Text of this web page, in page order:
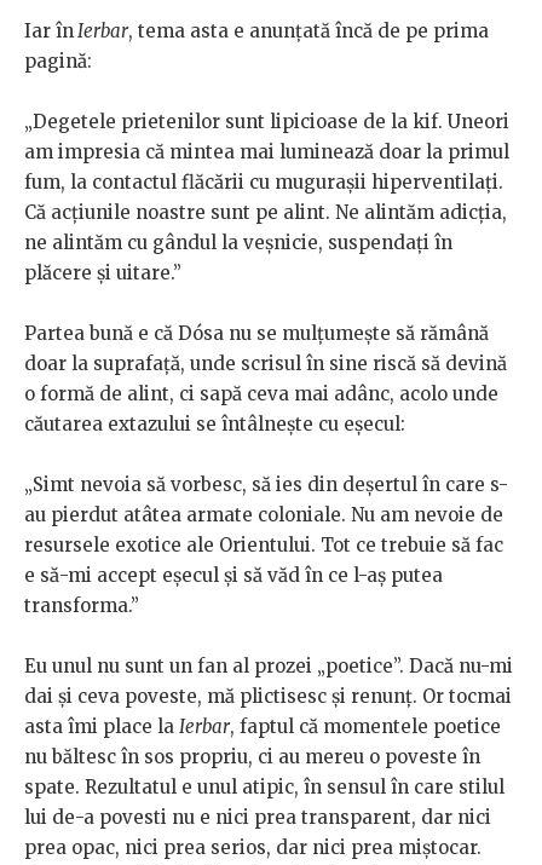
Iar înIerbar, tema asta e anunțată încă de pe prima
pagină:
„Degetele prietenilor sunt lipicioase de la kif. Uneori
am impresia că mintea mai luminează doar la primul
fum, la contactul flăcării cu mugurașii hiperventilați.
Că acțiunile noastre sunt pe alint. Ne alintăm adicția,
ne alintăm cu gândul la veșnicie, suspendați în
plăcere și uitare.”
Partea bună e că Dósa nu se mulțumește să rămână
doar la suprafață, unde scrisul în sine riscă să devină
o formă de alint, ci sapă ceva mai adânc, acolo unde
căutarea extazului se întâlnește cu eșecul:
„Simt nevoia să vorbesc, să ies din deșertul în care s-
au pierdut atâtea armate coloniale. Nu am nevoie de
resursele exotice ale Orientului. Tot ce trebuie să fac
e să-mi accept eșecul și să văd în ce l-aș putea
transforma.”
Eu unul nu sunt un fan al prozei „poetice”. Dacă nu-mi
dai și ceva poveste, mă plictisesc și renunț. Or tocmai
asta îmi place la Ierbar, faptul că momentele poetice
nu băltesc în sos propriu, ci au mereu o poveste în
spate. Rezultatul e unul atipic, în sensul în care stilul
lui de-a povesti nu e nici prea transparent, dar nici
prea opac, nici prea serios, dar nici prea miștocar.